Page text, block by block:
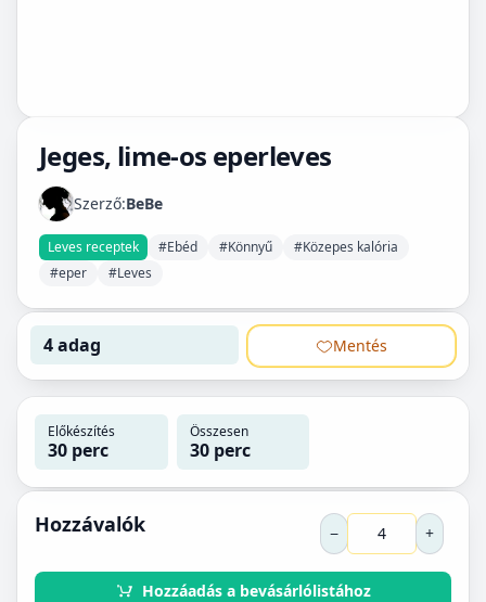
Jeges, lime-os eperleves
Szerző:BeBe
Leves receptek #Ebéd #Könnyű
#Közepes kalória
#eper
#Leves
4 adag Mentés
Előkészítés
30 perc
Összesen
30 perc
Hozzávalók − +
Hozzáadás a bevásárlólistához